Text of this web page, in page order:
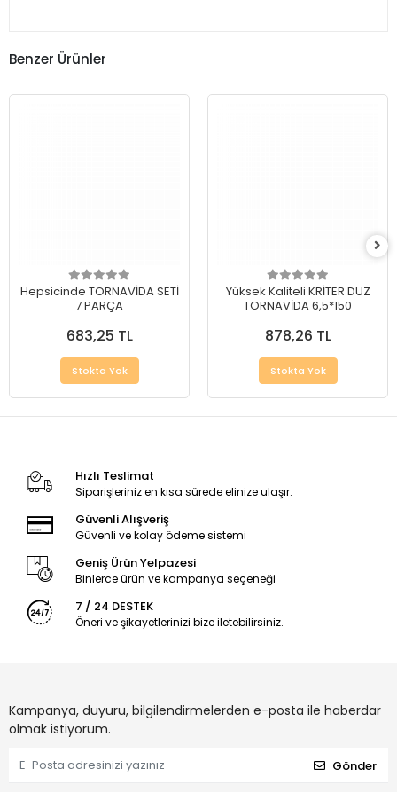
Benzer Ürünler
Hepsicinde TORNAVİDA SETİ
7 PARÇA
683,25 TL
Stokta Yok
Yüksek Kaliteli KRİTER DÜZ
TORNAVİDA 6,5*150
878,26 TL
Stokta Yok
Hızlı Teslimat
Siparişleriniz en kısa sürede elinize ulaşır.
Güvenli Alışveriş
Güvenli ve kolay ödeme sistemi
Geniş Ürün Yelpazesi
Binlerce ürün ve kampanya seçeneği
7 / 24 DESTEK
Öneri ve şikayetlerinizi bize iletebilirsiniz.
Kampanya, duyuru, bilgilendirmelerden e-posta ile haberdar
olmak istiyorum.
Gönder